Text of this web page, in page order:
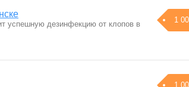
1
успешную дезинфекцию от клопов в
1